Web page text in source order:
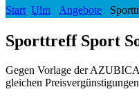
Start Ulm Angebote
Sporttreff Sport
Gegen Vorlage der
gleichen